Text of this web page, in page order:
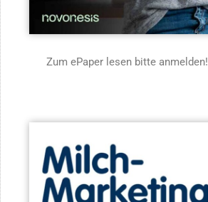
Zum ePaper lesen bitte anmelden!